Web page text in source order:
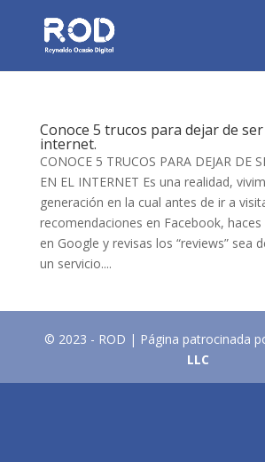
Conoce 5 trucos para dejar de
internet.
CONOCE 5 TRUCOS PARA DEJAR DE
EN EL INTERNET Es una realidad,
generación en la cual antes de ir a
recomendaciones en Facebook, haces
en Google y revisas los “reviews” sea
un servicio....
© 2023 - ROD | Página patrocinada
LLC